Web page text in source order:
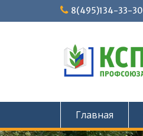
с
д
8(495)134-33-30
Главная